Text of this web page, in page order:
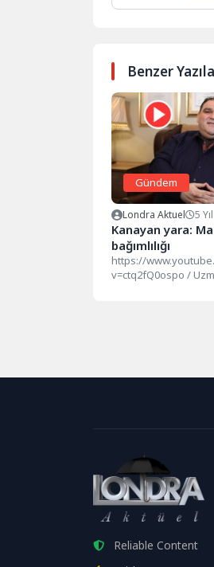
Benzer
Gündem
Londra Aktuel 5
Kanayan yara:
bağımlılığı
https://
v=ctq2fQ0ospo /
Reliable Content